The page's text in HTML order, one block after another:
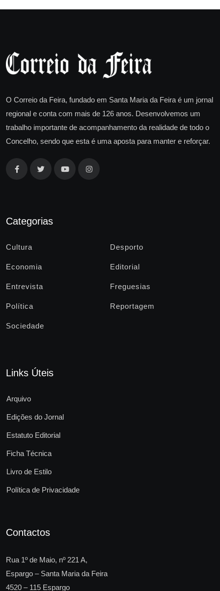
O Correio da Feira, fundado em Santa Maria da Feira é um jornal
regional e conta com mais de 126 anos. Desenvolvemos um
trabalho importante de acompanhamento da realidade de todo o
Concelho, sendo que esta é uma aposta para manter e reforçar.
Categorias
Cultura Desporto
Economia Editorial
Entrevista Freguesias
Política Reportagem
Sociedade
Links Úteis
Arquivo
Edições do Jornal
Estatuto Editorial
Ficha Técnica
Livro de Estilo
Política de Privacidade
Contactos
Rua 1º de Maio, nº 221 A,
Espargo – Santa Maria da Feira
4520 – 115 Espargo